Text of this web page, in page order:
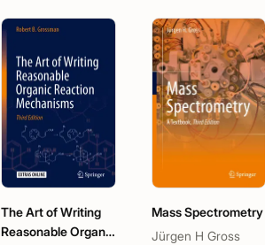
The Art of Writing
Reasonable Organic
Mass Spectrometry
Jürgen H Gross